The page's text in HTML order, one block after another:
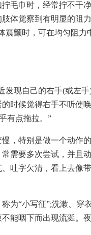
毛巾时，经常拧不干
体觉察到有明显的阻
震颤时，可在均匀阻
发现自己的右手(或左
时候觉得右手不听使
有点拖拉。”
，特别是做一个动作
需要多次尝试，并且
吐字欠清，看上去像
为“小写征”;洗漱、穿
能咽下而出现流涎。